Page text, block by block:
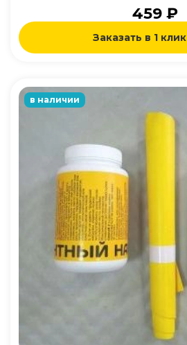
459 ₽
Заказать в 1 клик
в наличии